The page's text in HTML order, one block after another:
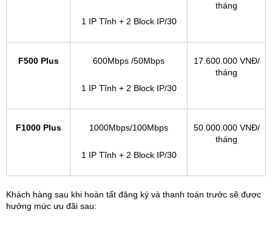
1 IP Tĩnh + 2 Block IP/30
tháng
F500 Plus 600Mbps /50Mbps
1 IP Tĩnh + 2 Block IP/30
17.600.000 VNĐ/
tháng
F1000 Plus 1000Mbps/100Mbps
1 IP Tĩnh + 2 Block IP/30
50.000.000 VNĐ/
tháng
Khách hàng sau khi hoàn tất đăng ký và thanh toán trước sẽ được
hưởng mức ưu đãi sau: